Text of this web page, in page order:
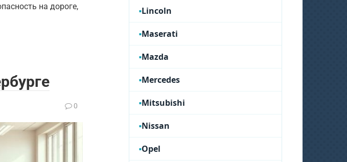
на дороге,
0
Lincoln
Maserati
Mazda
Mercedes
Mitsubishi
Nissan
Opel